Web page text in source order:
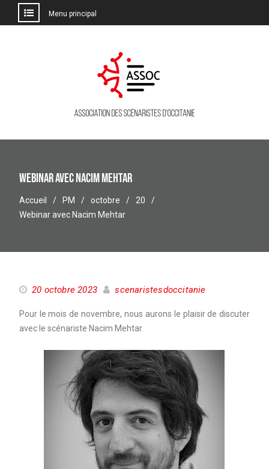
Menu principal
Webinar avec Nacim Mehtar
Accueil PM octobre
20
Webinar avec Nacim Mehtar
20 octobre 2023 scenaristesdoccitanie
Pour le mois de novembre, nous aurons le plaisir de discuter
avec le scénariste Nacim Mehtar.